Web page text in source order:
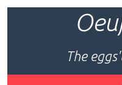
The